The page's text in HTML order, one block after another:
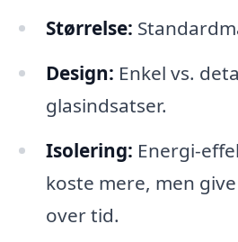
Størrelse:
Design: Enkel vs.
glasindsatser.
Isolering: Energi-
koste mere, men
over tid.